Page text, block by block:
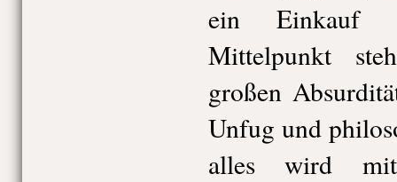
ein Einkauf
Mittelpunkt
großen
Unfug und
alles wird mit